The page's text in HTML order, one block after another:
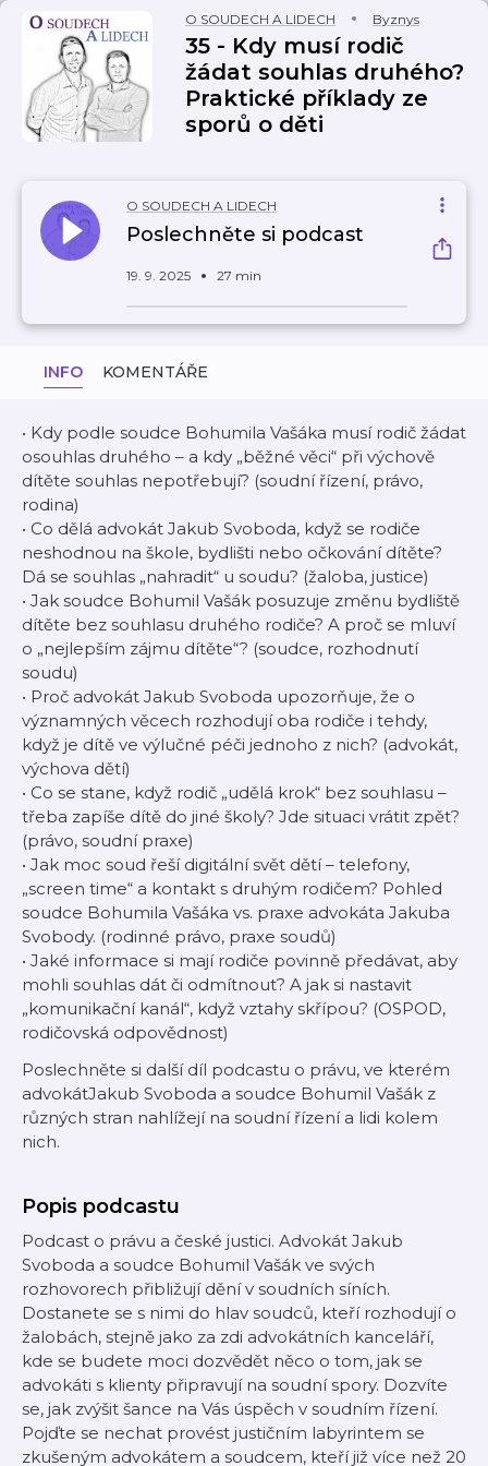
O SOUDECH A LIDECH Byznys
35 - Kdy musí rodič
žádat souhlas druhého?
Praktické příklady ze
sporů o děti
O SOUDECH A LIDECH
Poslechněte si podcast
19. 9. 2025 27 min
INFO KOMENTÁŘE
• Kdy podle soudce Bohumila Vašáka musí rodič žádat
osouhlas druhého – a kdy „běžné věci“ při výchově
dítěte souhlas nepotřebují? (soudní řízení, právo,
rodina)
• Co dělá advokát Jakub Svoboda, když se rodiče
neshodnou na škole, bydlišti nebo očkování dítěte?
Dá se souhlas „nahradit“ u soudu? (žaloba, justice)
• Jak soudce Bohumil Vašák posuzuje změnu bydliště
dítěte bez souhlasu druhého rodiče? A proč se mluví
o „nejlepším zájmu dítěte“? (soudce, rozhodnutí
soudu)
• Proč advokát Jakub Svoboda upozorňuje, že o
významných věcech rozhodují oba rodiče i tehdy,
když je dítě ve výlučné péči jednoho z nich? (advokát,
výchova dětí)
• Co se stane, když rodič „udělá krok“ bez souhlasu –
třeba zapíše dítě do jiné školy? Jde situaci vrátit zpět?
(právo, soudní praxe)
• Jak moc soud řeší digitální svět dětí – telefony,
„screen time“ a kontakt s druhým rodičem? Pohled
soudce Bohumila Vašáka vs. praxe advokáta Jakuba
Svobody. (rodinné právo, praxe soudů)
• Jaké informace si mají rodiče povinně předávat, aby
mohli souhlas dát či odmítnout? A jak si nastavit
„komunikační kanál“, když vztahy skřípou? (OSPOD,
rodičovská odpovědnost)
Poslechněte si další díl podcastu o právu, ve kterém
advokátJakub Svoboda a soudce Bohumil Vašák z
různých stran nahlížejí na soudní řízení a lidi kolem
nich.
Popis podcastu
Podcast o právu a české justici. Advokát Jakub
Svoboda a soudce Bohumil Vašák ve svých
rozhovorech přibližují dění v soudních síních.
Dostanete se s nimi do hlav soudců, kteří rozhodují o
žalobách, stejně jako za zdi advokátních kanceláří,
kde se budete moci dozvědět něco o tom, jak se
advokáti s klienty připravují na soudní spory. Dozvíte
se, jak zvýšit šance na Vás úspěch v soudním řízení.
Pojďte se nechat provést justičním labyrintem se
zkušeným advokátem a soudcem, kteří již více než 20